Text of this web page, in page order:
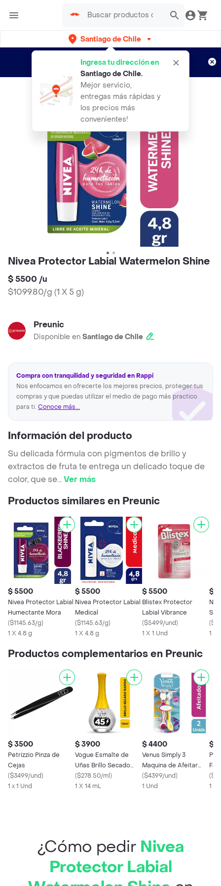
Santiago de Chile
Ingresa tu dirección en
Santiago de Chile.
Mejor servicio,
entregas más rápidas y
los precios más
convenientes!
envíos gratis por semanas
Aplican TyC
Nivea Protector Labial Watermelon Shine
$ 5500 /u
$1099.80/g (1 X 5 g)
Preunic
Disponible en Santiago de Chile
Compra con tranquilidad y seguridad en Rappi
Nos enfocamos en ofrecerte los mejores precios, proteger tus
compras y que puedas utilizar el medio de pago más practico
para ti. Conoce más...
Información del producto
Su delicada fórmula con pigmentos de brillo y
extractos de fruta te entrega un delicado toque de
color, que se...Ver más
Productos similares en Preunic
$ 5500
Nivea Protector Labial
Humectante Mora
($1145.63/g)
1 X 4.8 g
$ 5500
Nivea Protector Labial
Medical
($1145.63/g)
1 X 4.8 g
$ 5500
Blistex Protector
Labial Vibrance
($5499/und)
1 X 1 Und
$
(
1 X
Productos complementarios en Preunic
$ 3500
Petrizzio Pinza de
Cejas
($3499/und)
1 x 1 Und
$ 3900
Vogue Esmalte de
Uñas Brillo Secado
Rápido
($278.50/ml)
1 X 14 mL
$ 4400
Venus Simply 3
Maquina de Afeitar
Desechable 3 Hojas
Mujer 2
($4399/und)
1 Und
$
(
1 x
¿Cómo pedir Nivea
Protector Labial